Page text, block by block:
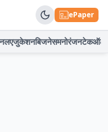
ePaper
एजुकेशनबिजनेसमनोरंजनटेकऑटो